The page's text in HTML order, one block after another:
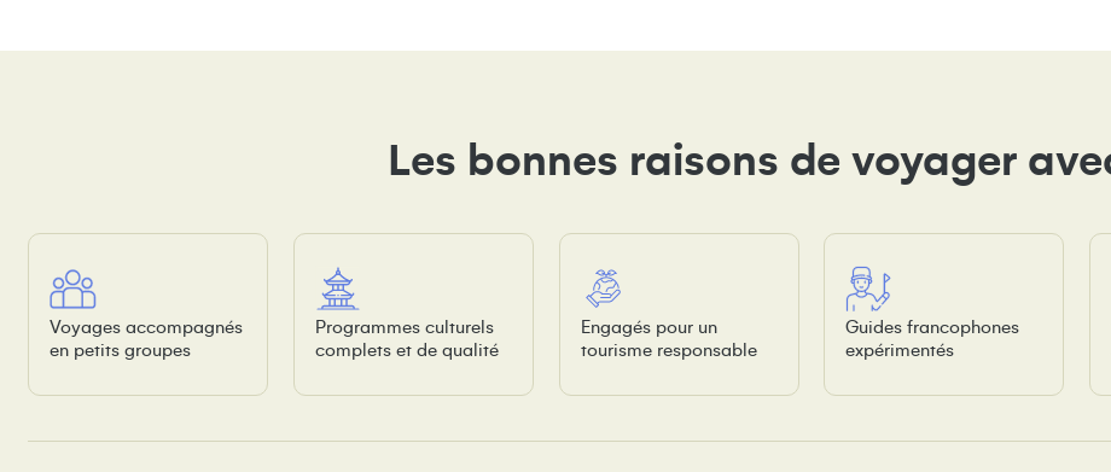
Les bonnes raisons de voyager
Voyages accompagnés
en petits groupes
Programmes culturels
complets et de qualité
Engagés pour un
tourisme responsable
Guides francophones
expérimentés